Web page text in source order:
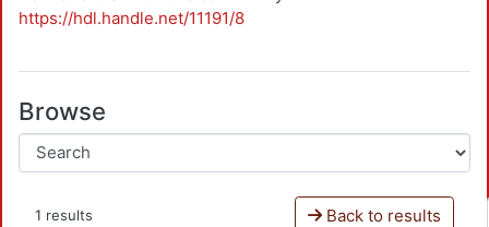
https://hdl.handle.net/11191/8
Browse
1 results Back to results